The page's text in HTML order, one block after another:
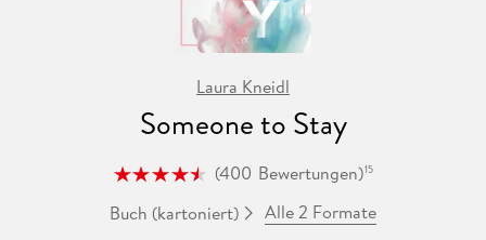
Laura Kneidl
Someone to Stay
(400 Bewertungen)15
Buch (kartoniert) Alle 2 Formate